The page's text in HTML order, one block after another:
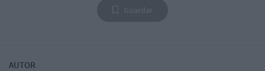
AUTOR